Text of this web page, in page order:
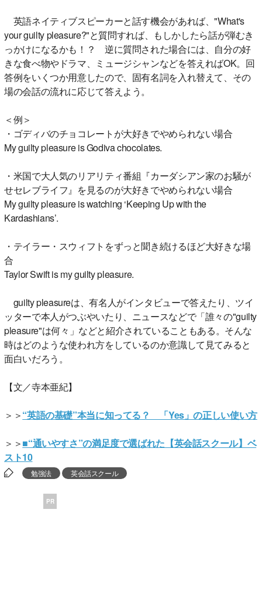
英語ネイティブスピーカーと話す機会があれば、"What's
your guilty pleasure?"と質問すれば、もしかしたら話が弾むき
っかけになるかも！？ 逆に質問された場合には、自分の好
きな食べ物やドラマ、ミュージシャンなどを答えればOK。回
答例をいくつか用意したので、固有名詞を入れ替えて、その
場の会話の流れに応じて答えよう。
＜例＞
・ゴディバのチョコレートが大好きでやめられない場合
My guilty pleasure is Godiva chocolates.
・米国で大人気のリアリティ番組『カーダシアン家のお騒が
せセレブライフ』を見るのが大好きでやめられない場合
My guilty pleasure is watching ‘Keeping Up with the
Kardashians’.
・テイラー・スウィフトをずっと聞き続けるほど大好きな場
合
Taylor Swift is my guilty pleasure.
guilty pleasureは、有名人がインタビューで答えたり、ツイ
ッターで本人がつぶやいたり、ニュースなどで「誰々の"guilty
pleasure"は何々」などと紹介されていることもある。そんな
時はどのような使われ方をしているのか意識して見てみると
面白いだろう。
【文／寺本亜紀】
＞＞“英語の基礎”本当に知ってる？ 「Yes」の正しい使い方
＞＞■“通いやすさ”の満足度で選ばれた【英会話スクール】ベ
スト10
勉強法 英会話スクール
PR